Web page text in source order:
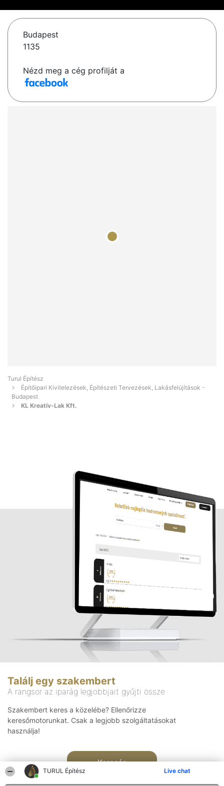
TURUL Építész Live chat
Budapest
1135
Nézd meg a cég profilját a
Turul Építész
Építőipari Kivitelezések, Építészeti Tervezések, Lakásfelújítások -
Budapest
KL Kreatív-Lak Kft.
Találj egy szakembert
A rangsor az iparág legjobbjait gyűjti össze
Szakembert keres a közelébe? Ellenőrizze
keresőmotorunkat. Csak a legjobb szolgáltatásokat
használja!
Keresés